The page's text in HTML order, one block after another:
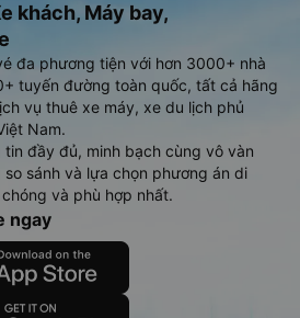
khách, Máy bay,
đa phương tiện với hơn 3000+ nhà
tuyến đường toàn quốc, tất cả hãng
vụ thuê xe máy, xe du lịch phủ
Nam.
đầy đủ, minh bạch cùng vô vàn
sánh và lựa chọn phương án di
và phù hợp nhất.
ngay